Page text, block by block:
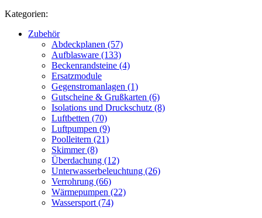
Kategorien:
Zubehör
Abdeckplanen (57)
Aufblasware (133)
Beckenrandsteine (4)
Ersatzmodule
Gegenstromanlagen (1)
Gutscheine & Grußkarten (6)
Isolations und Druckschutz (8)
Luftbetten (70)
Luftpumpen (9)
Poolleitern (21)
Skimmer (8)
Überdachung (12)
Unterwasserbeleuchtung (26)
Verrohrung (66)
Wärmepumpen (22)
Wassersport (74)